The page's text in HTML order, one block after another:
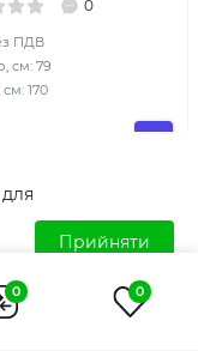
0 0
0
ПДВ
см: 79
170
50 товарів із 125
Прийняти